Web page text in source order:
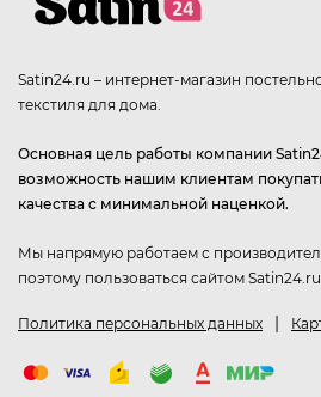
Satin24.ru – интернет-магазин
текстиля для дома.
Основная цель работы компании
возможность нашим клиентам
качества с минимальной наценкой.
Мы напрямую работаем с
поэтому пользоваться сайтом
Политика персональных данных |